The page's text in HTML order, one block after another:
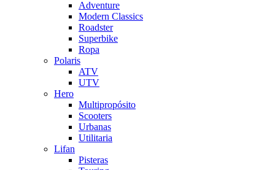
Adventure
Modern Classics
Roadster
Superbike
Ropa
Polaris
ATV
UTV
Hero
Multipropósito
Scooters
Urbanas
Utilitaria
Lifan
Pisteras